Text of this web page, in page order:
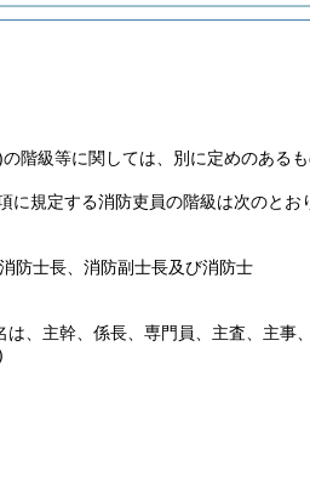
の階級等に関しては、別に定めのある
に規定する消防吏員の階級は次のとお
士長、消防副士長及び消防士
、主幹、係長、専門員、主査、主事